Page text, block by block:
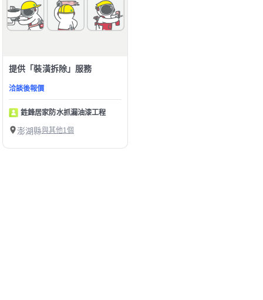
提供「裝潢拆除」服務
洽談後報價
鉎鋒居家防水抓漏油漆工程
澎湖縣與其他1個